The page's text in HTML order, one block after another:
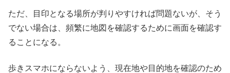
ただ、目印となる場所が判りやすければ問題ないが、そう
でない場合は、頻繁に地図を確認するために画面を確認す
ることになる。
歩きスマホにならないよう、現在地や目的地を確認のため